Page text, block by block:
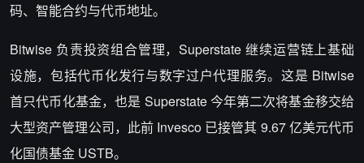
码、智能合约与代币地址。
Bitwise 负责投资组合管理，Superstate 继续运营链上基础
设施，包括代币化发行与数字过户代理服务。这是 Bitwise
首只代币化基金，也是 Superstate 今年第二次将基金移交给
大型资产管理公司，此前 Invesco 已接管其 9.67 亿美元代币
化国债基金 USTB。